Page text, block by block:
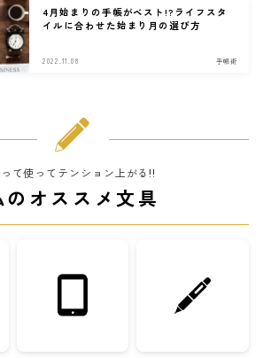
4月始まりの手帳がベスト!?ライフスタ
イルに合わせた始まり月の選び方
2022.11.08 手帳術
て使ってテンション上がる!!
のオススメ文具